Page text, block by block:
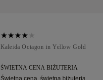
Kaleida Octagon in Yellow Gold
ŚWIETNA CENA BIŻUTERIA
Świetna cena, świetna biżuteria.